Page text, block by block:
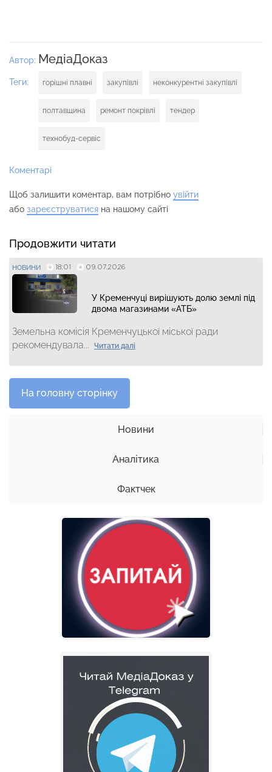
Автор: МедіаДоказ
Теги: горішні плавні закупівлі неконкурентні закупівлі
полтавщина ремонт покрівлі тендер
технобуд-сервіс
Коментарі
Щоб залишити коментар, вам потрібно увійти
або зареєструватися на нашому сайті
Продовжити читати
НОВИНИ 18:01 09.07.2026
У Кременчуці вирішують долю землі під
двома магазинами «АТБ»
Земельна комісія Кременчуцької міської ради
рекомендувала...
Читати далі
На головну сторінку
Новини
Аналітика
Фактчек